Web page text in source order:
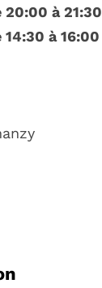
20:00 à 21:30
14:30 à 16:00